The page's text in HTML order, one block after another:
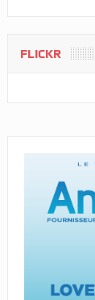
FLICKR